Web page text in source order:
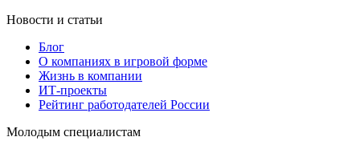
Новости и статьи
Блог
О компаниях в игровой форме
Жизнь в компании
ИТ-проекты
Рейтинг работодателей России
Молодым специалистам